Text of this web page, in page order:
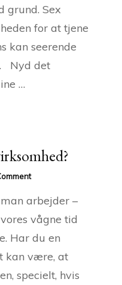
ved
sex
grund. Sex
for at tjene
kan seerende
Nyd det
…
on
er
i
din
arbejder –
vågne tid
Har du en
kan være, at
specielt, hvis